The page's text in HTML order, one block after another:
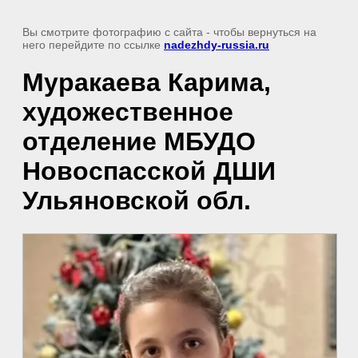
Вы смотрите фотографию с сайта - чтобы вернуться на
него перейдите по ссылке nadezhdy-russia.ru
Муракаева Карима,
художественное
отделение МБУДО
Новоспасской ДШИ
Ульяновской обл.